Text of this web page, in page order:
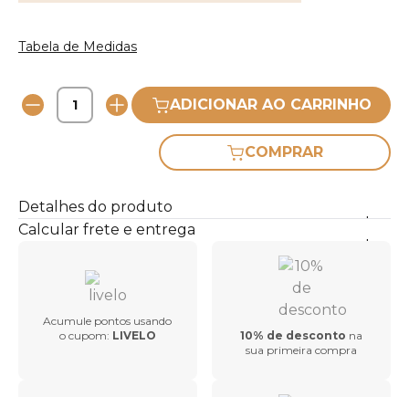
Tabela de Medidas
ADICIONAR AO CARRINHO
COMPRAR
Detalhes do produto
Calcular frete e entrega
Acumule pontos usando
o cupom: LIVELO 10% de desconto na
sua primeira compra